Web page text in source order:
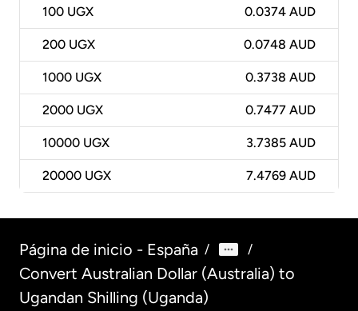
100 UGX 0.0374 AUD
200 UGX 0.0748 AUD
1000 UGX 0.3738 AUD
2000 UGX 0.7477 AUD
10000 UGX 3.7385 AUD
20000 UGX 7.4769 AUD
Página de inicio - España / /
Convert Australian Dollar (Australia) to
Ugandan Shilling (Uganda)